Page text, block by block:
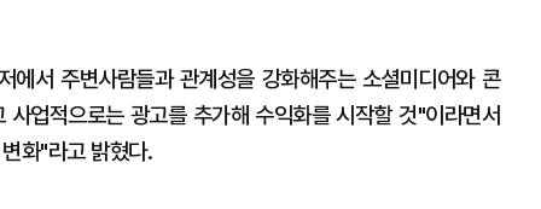
에서 주변사람들과 관계성을 강화해주는 소셜미디어와 콘
업적으로는 광고를 추가해 수익화를 시작할 것"이라면서
화"라고 밝혔다.